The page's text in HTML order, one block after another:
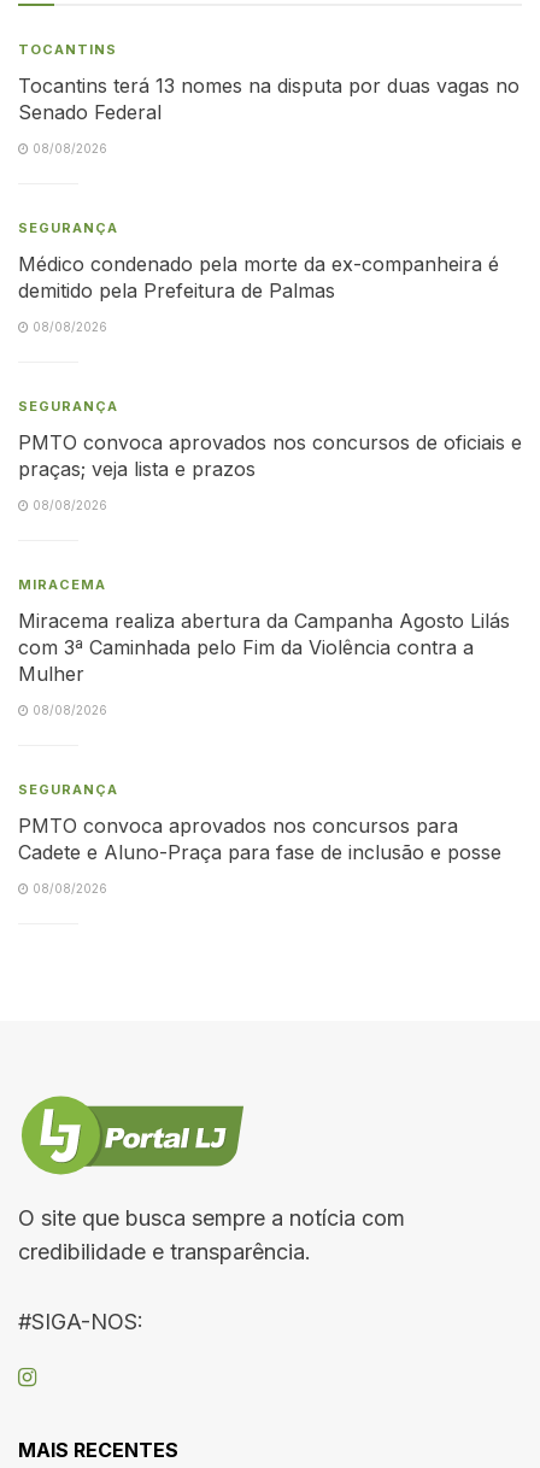
TOCANTINS
Tocantins terá 13 nomes na disputa por duas vagas no
Senado Federal
08/08/2026
SEGURANÇA
Médico condenado pela morte da ex-companheira é
demitido pela Prefeitura de Palmas
08/08/2026
SEGURANÇA
PMTO convoca aprovados nos concursos de oficiais e
praças; veja lista e prazos
08/08/2026
MIRACEMA
Miracema realiza abertura da Campanha Agosto Lilás
com 3ª Caminhada pelo Fim da Violência contra a
Mulher
08/08/2026
SEGURANÇA
PMTO convoca aprovados nos concursos para
Cadete e Aluno-Praça para fase de inclusão e posse
08/08/2026
O site que busca sempre a notícia com
credibilidade e transparência.
#SIGA-NOS:
MAIS RECENTES